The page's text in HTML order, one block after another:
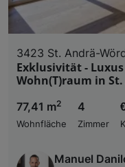
3423 St. Andrä-
Exklusivität -
Wohn(T)raum in
77,41 m2
Wohnfläche
4
Zimmer
Manuel